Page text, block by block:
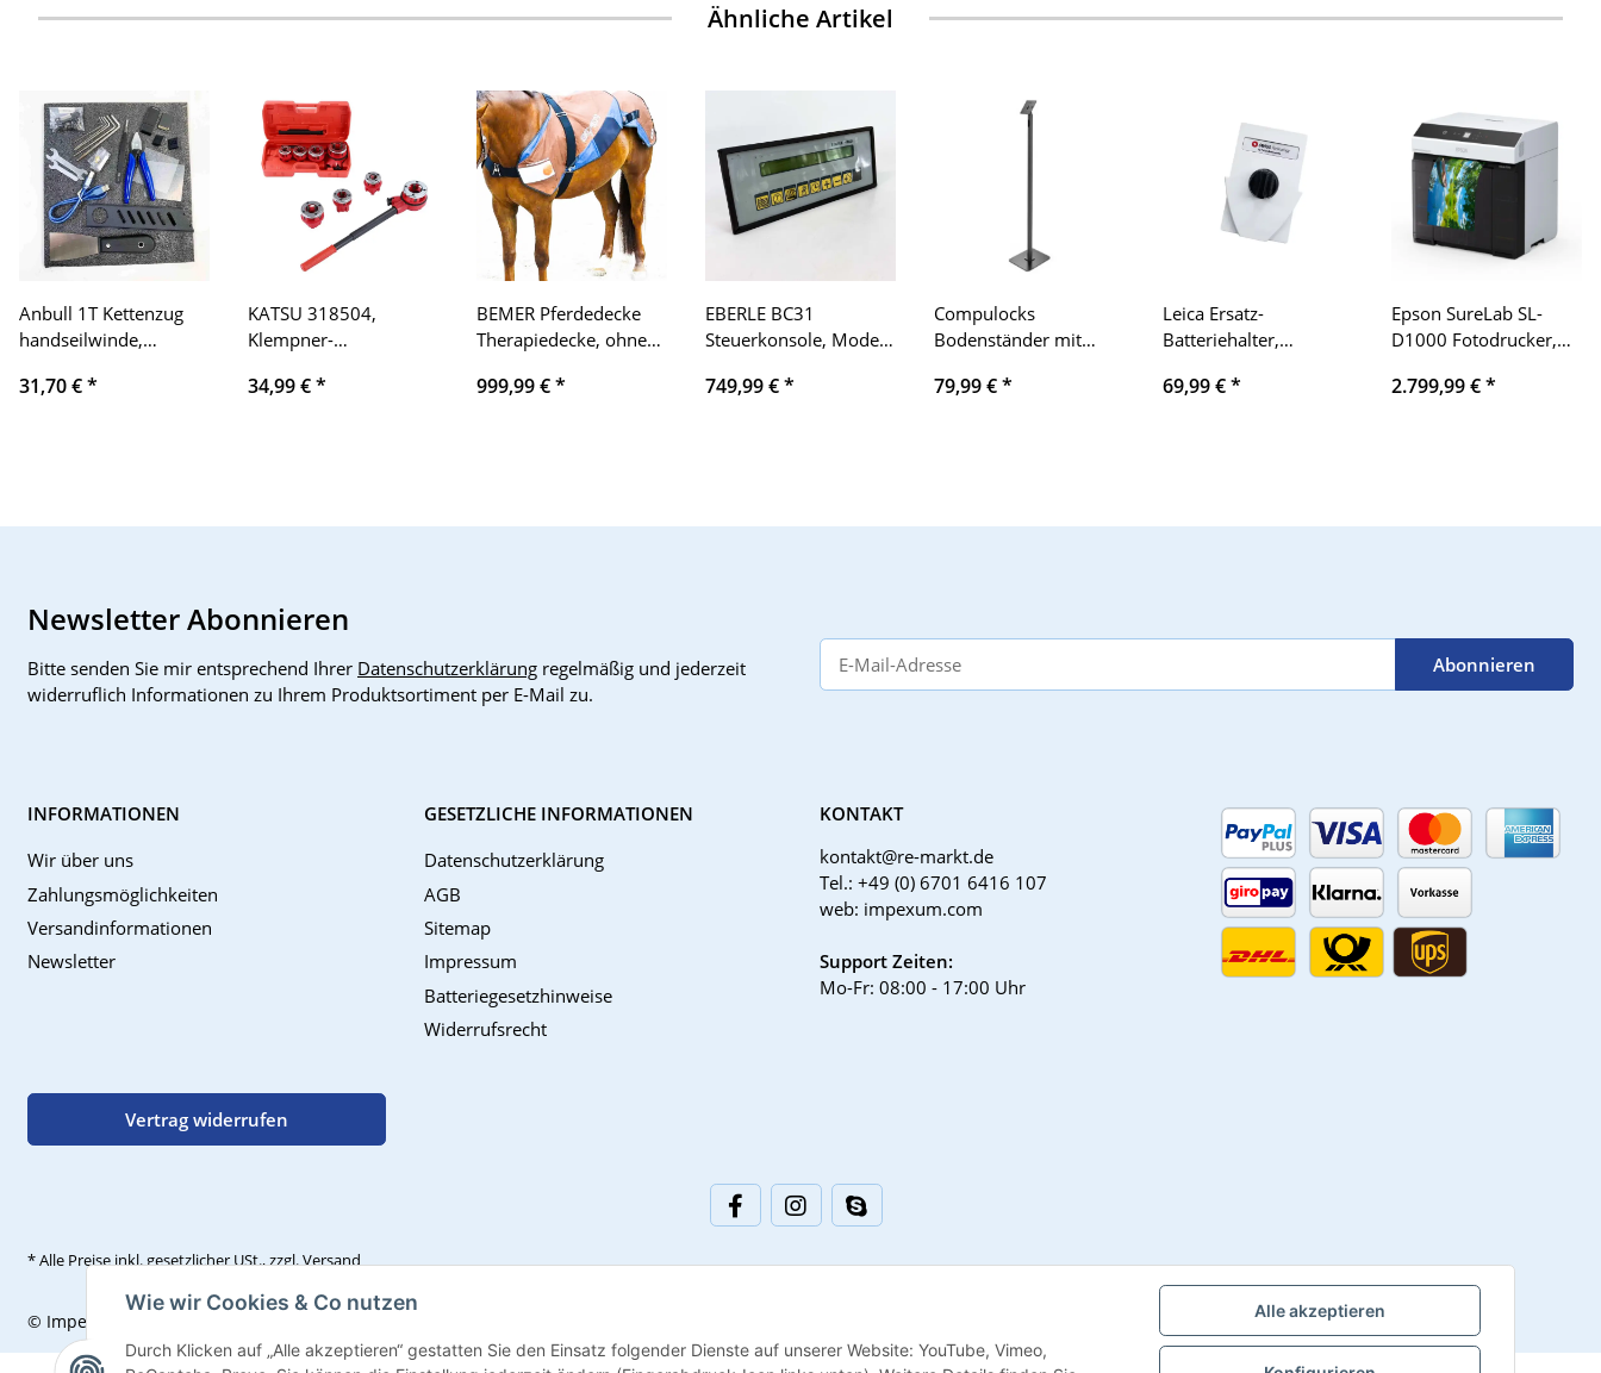
Alle akzeptieren
Wie wir Cookies & Co nutzen
Durch Klicken auf „Alle akzeptieren“ gestatten Sie den Einsatz folgender Dienste auf unserer Website: YouTube, Vimeo,
Ähnliche Artikel
Anbull 1T Kettenzug
handseilwinde,
1000Kg Tragkraft
Kettenblockaufzug
31,70 €*
KATSU 318504,
Klempner-
manuelles Einfädler-
34,99 €*
BEMER Pferdedecke
Therapiedecke, ohne
fördert Regeneration &
999,99 €*
EBERLE BC31
Steuerkonsole, Modell
Bedieneinheit für
Installation,
749,99 €*
Compulocks
Bodenständer mit
Tablet-Gehäuse, für
79,99 €*
Leica Ersatz-
Batteriehalter,
passend für
69,99 €*
Epson SureLab SL-
D1000 Fotodrucker,
C13S400086 fehlt,
Bildqualität,
2.799,99 €*
Newsletter Abonnieren
Bitte senden Sie mir entsprechend Ihrer Datenschutzerklärung regelmäßig und jederzeit
widerruflich Informationen zu Ihrem Produktsortiment per E-Mail zu.
Abonnieren
INFORMATIONEN
Wir über uns
Zahlungsmöglichkeiten
Versandinformationen
Newsletter
GESETZLICHE INFORMATIONEN
Datenschutzerklärung
AGB
Sitemap
Impressum
Batteriegesetzhinweise
Widerrufsrecht
KONTAKT
kontakt@re-markt.de
Tel.: +49 (0) 6701 6416 107
web: impexum.com
Support Zeiten:
Mo-Fr: 08:00 - 17:00 Uhr
Vertrag widerrufen
* Alle Preise inkl. gesetzlicher USt., zzgl.Versand
© Impexum 2022 Powered by